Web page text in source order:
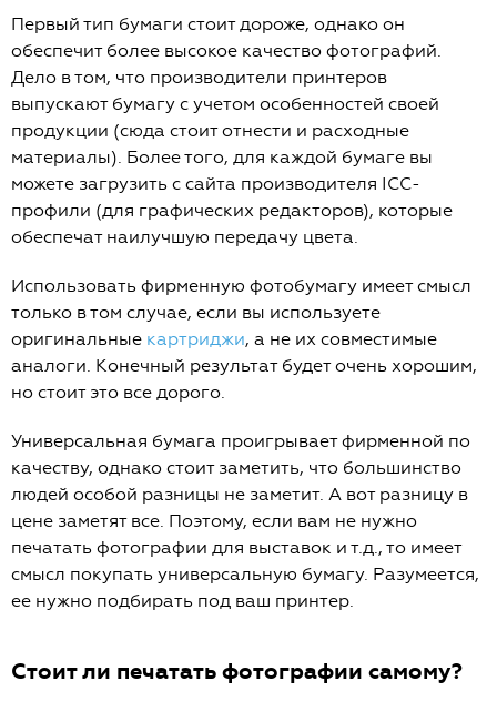
Первый тип бумаги стоит дороже, однако он
обеспечит более высокое качество фотографий.
Дело в том, что производители принтеров
выпускают бумагу с учетом особенностей своей
продукции (сюда стоит отнести и расходные
материалы). Более того, для каждой бумаге вы
можете загрузить с сайта производителя ICC-
профили (для графических редакторов), которые
обеспечат наилучшую передачу цвета.
Использовать фирменную фотобумагу имеет смысл
только в том случае, если вы используете
оригинальные картриджи, а не их совместимые
аналоги. Конечный результат будет очень хорошим,
но стоит это все дорого.
Универсальная бумага проигрывает фирменной по
качеству, однако стоит заметить, что большинство
людей особой разницы не заметит. А вот разницу в
цене заметят все. Поэтому, если вам не нужно
печатать фотографии для выставок и т.д., то имеет
смысл покупать универсальную бумагу. Разумеется,
ее нужно подбирать под ваш принтер.
Стоит ли печатать фотографии самому?